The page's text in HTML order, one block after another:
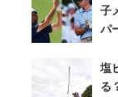
子
パ
塩
る